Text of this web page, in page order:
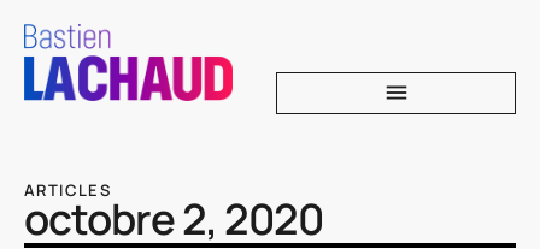
ARTICLES
octobre 2, 2020